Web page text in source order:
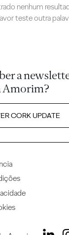
nenhum
teste outra
a
Amorim?
CORK UPDATE